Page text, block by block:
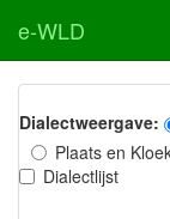
e-WLD
Dialectweergave:
Plaats en
Dialectlijst